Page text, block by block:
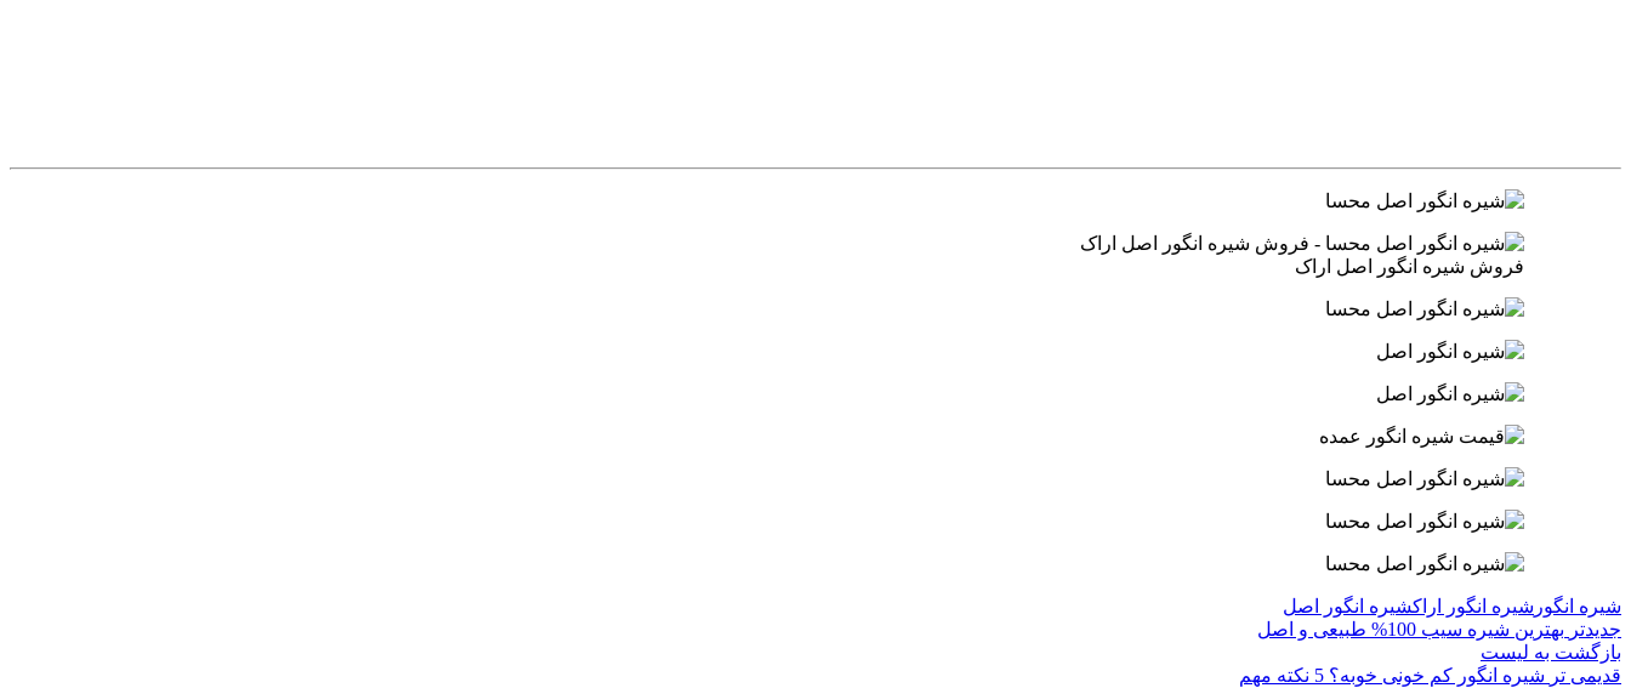
فروش شیره انگور اصل اراک
شیره انگور شیره انگور اراکشیره انگور اصل
جدیدتر بهترین شیره سیب 100% طبیعی و اصل
بازگشت به لیست
قدیمی تر شیره انگور کم خونی خوبه؟ 5 نکته مهم